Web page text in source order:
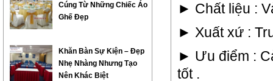
► Chất liệu :
► Xuất xứ :
► Ưu điểm :
tốt .
Cúng Từ Những Chiếc Áo
Ghế Đẹp
Khăn Bàn Sự Kiện – Đẹp
Nhẹ Nhàng Nhưng Tạo
Nên Khác Biệt